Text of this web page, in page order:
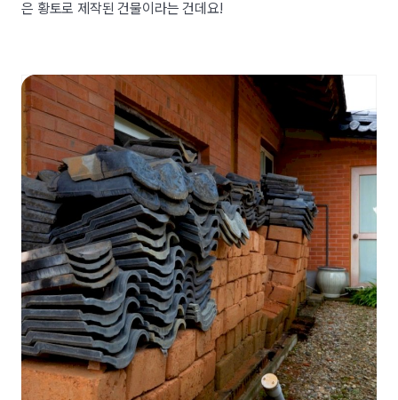
은 황토로 제작된 건물이라는 건데요!